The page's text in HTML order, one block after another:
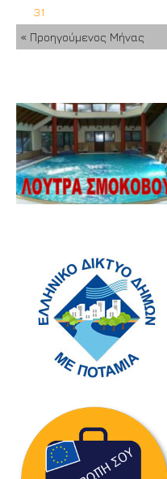
31
« Προηγούμενος Μήνας